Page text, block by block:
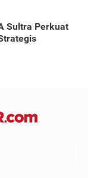
Sultra Perkuat